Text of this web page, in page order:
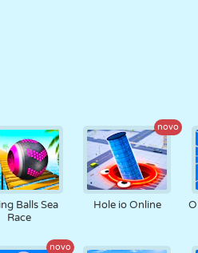
Balls Sea
Race
novo
Hole io Online
novo